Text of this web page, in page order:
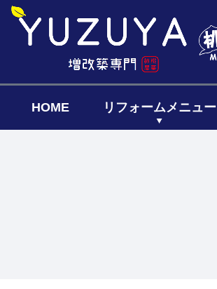
HOME リフォームメニュー